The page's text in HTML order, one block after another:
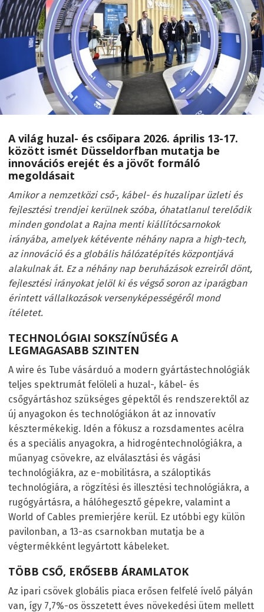
A világ huzal- és csőipara 2026. április 13-17.
között ismét Düsseldorfban mutatja be
innovációs erejét és a jövőt formáló
megoldásait
Amikor a nemzetközi cső-, kábel- és huzalipar üzleti és
fejlesztési trendjei kerülnek szóba, óhatatlanul terelődik
minden gondolat a Rajna menti kiállítócsarnokok
irányába, amelyek kétévente néhány napra a high-tech,
az innováció és a globális hálózatépítés központjává
alakulnak át. Ez a néhány nap beruházások ezreiről dönt,
fejlesztési irányokat jelöl ki és végső soron az iparágban
érintett vállalkozások versenyképességéről mond
ítéletet.
TECHNOLÓGIAI SOKSZÍNŰSÉG A
LEGMAGASABB SZINTEN
A wire és Tube vásárduó a modern gyártástechnológiák
teljes spektrumát felöleli a huzal-, kábel- és
csőgyártáshoz szükséges gépektől és rendszerektől az
új anyagokon és technológiákon át az innovatív
késztermékekig. Idén a fókusz a rozsdamentes acélra
és a speciális anyagokra, a hidrogéntechnológiákra, a
műanyag csövekre, az elválasztási és vágási
technológiákra, az e-mobilitásra, a száloptikás
technológiára, a rögzítési és illesztési technológiákra, a
rugógyártásra, a hálóhegesztő gépekre, valamint a
World of Cables premierjére kerül. Ez utóbbi egy külön
pavilonban, a 13-as csarnokban mutatja be a
végtermékként legyártott kábeleket.
TÖBB CSŐ, ERŐSEBB ÁRAMLATOK
Az ipari csövek globális piaca erősen felfelé ívelő pályán
van, így 7,7%-os összetett éves növekedési ütem mellett